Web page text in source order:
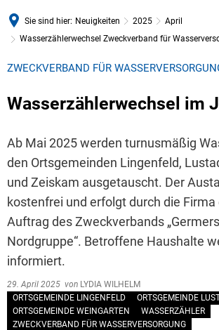
Sie sind hier: Neuigkeiten 2025
April
Wasserzählerwechsel Zweckverband für
ZWECKVERBAND FÜR
Wasserzählerwechsel im
Ab Mai 2025 werden turnusmäßig
den Ortsgemeinden Lingenfeld,
und Zeiskam ausgetauscht. Der
kostenfrei und erfolgt durch die
Auftrag des Zweckverbands
Nordgruppe“. Betroffene Haushalte
informiert.
29. April 2025 von LYDIA WILHELM
ORTSGEMEINDE LINGENFELD
ORTSGEMEINDE
ORTSGEMEINDE WEINGARTEN
WASSERZÄHLER
ZWECKVERBAND FÜR WASSERVERSORGUNG